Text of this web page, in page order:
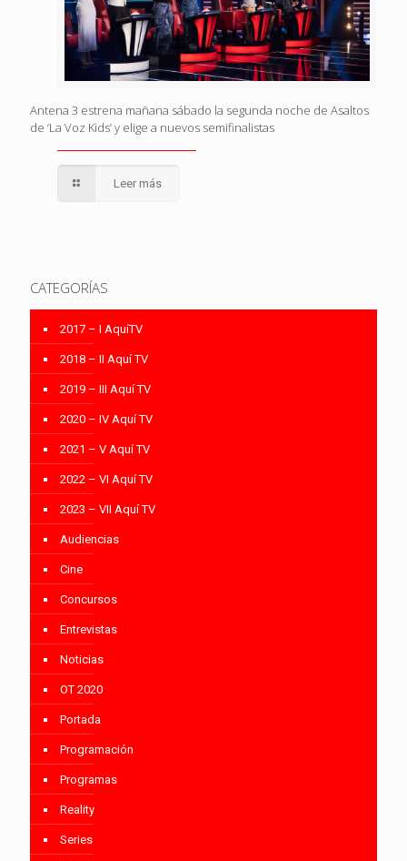
Antena 3 estrena mañana sábado la segunda noche de Asaltos
de ‘La Voz Kids’ y elige a nuevos semifinalistas
Leer más
CATEGORÍAS
2017 – I AquíTV
2018 – II Aquí TV
2019 – III Aquí TV
2020 – IV Aquí TV
2021 – V Aquí TV
2022 – VI Aquí TV
2023 – VII Aquí TV
Audiencias
Cine
Concursos
Entrevistas
Noticias
OT 2020
Portada
Programación
Programas
Reality
Series